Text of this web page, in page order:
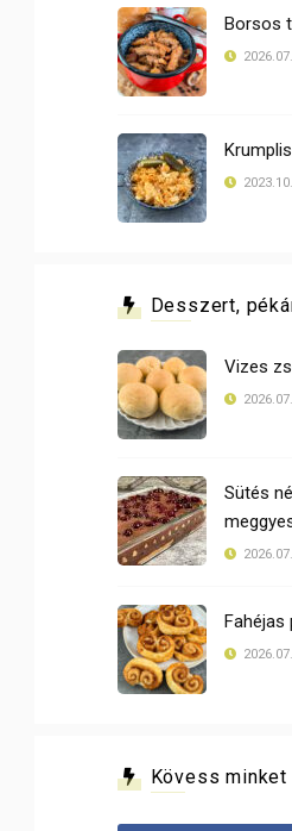
Borsos
Desszert,
Vizes
Sütés
Fahéjas
Kövess minket